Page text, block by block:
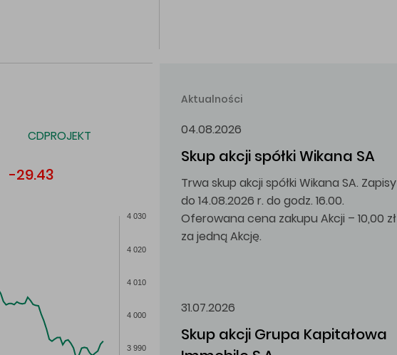
CDPROJEKT
-29.43
3 990
4 000
4 010
4 020
4 030
Aktualności
04.08.2026
Skup akcji spółki Wikana SA
Trwa skup akcji spółki Wikana SA. Zapisy
do 14.08.2026 r. do godz. 16.00.
Oferowana cena zakupu Akcji – 10,00 zł
za jedną Akcję.
31.07.2026
Skup akcji Grupa Kapitałowa